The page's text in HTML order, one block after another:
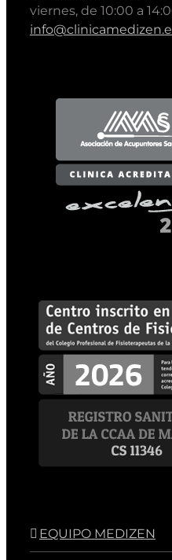
viernes, de 10:00 a
EQUIPO MEDIZEN